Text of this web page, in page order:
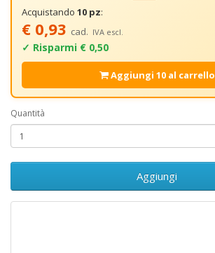
Acquistando 10 pz:
€ 0,93 cad. IVA escl.
✓ Risparmi € 0,50
Aggiungi 10 al carrello
Quantità
Aggiungi